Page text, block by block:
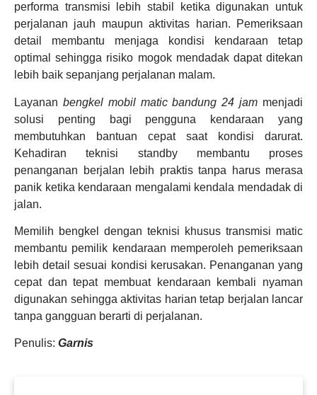
performa transmisi lebih stabil ketika digunakan untuk
perjalanan jauh maupun aktivitas harian. Pemeriksaan
detail membantu menjaga kondisi kendaraan tetap
optimal sehingga risiko mogok mendadak dapat ditekan
lebih baik sepanjang perjalanan malam.
Layanan bengkel mobil matic bandung 24 jam menjadi
solusi penting bagi pengguna kendaraan yang
membutuhkan bantuan cepat saat kondisi darurat.
Kehadiran teknisi standby membantu proses
penanganan berjalan lebih praktis tanpa harus merasa
panik ketika kendaraan mengalami kendala mendadak di
jalan.
Memilih bengkel dengan teknisi khusus transmisi matic
membantu pemilik kendaraan memperoleh pemeriksaan
lebih detail sesuai kondisi kerusakan. Penanganan yang
cepat dan tepat membuat kendaraan kembali nyaman
digunakan sehingga aktivitas harian tetap berjalan lancar
tanpa gangguan berarti di perjalanan.
Penulis: Garnis